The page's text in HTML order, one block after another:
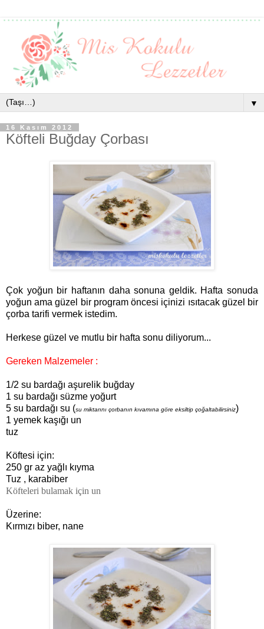
▼
16 Kasım 2012
Köfteli Buğday Çorbası
Çok yoğun bir haftanın daha sonuna geldik. Hafta sonuda
yoğun ama güzel bir program öncesi içinizi ısıtacak güzel bir
çorba tarifi vermek istedim.
Herkese güzel ve mutlu bir hafta sonu diliyorum...
Gereken Malzemeler :
1/2 su bardağı aşurelik buğday
1 su bardağı süzme yoğurt
5 su bardağı su (su miktarını çorbanın kıvamına göre eksiltip çoğaltabilirsiniz)
1 yemek kaşığı un
tuz
Köftesi için:
250 gr az yağlı kıyma
Tuz , karabiber
Köfteleri bulamak için un
Üzerine:
Kırmızı biber, nane